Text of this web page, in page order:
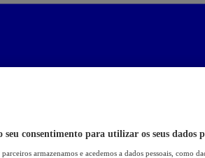
seu consentimento para utilizar os seus dados
parceiros armazenamos e acedemos a dados pessoais, como